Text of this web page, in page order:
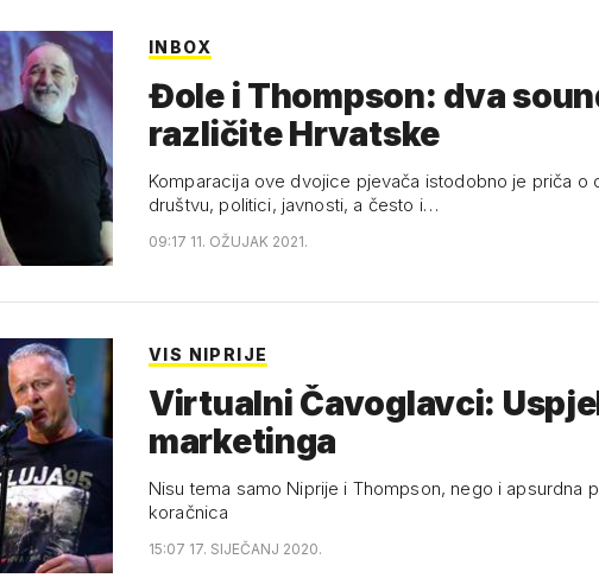
INBOX
Đole i Thompson: dva
različite Hrvatske
Komparacija ove dvojice pjevača istodobno je priča o
društvu, politici, javnosti, a često i…
09:17 11. OŽUJAK 2021.
VIS NIPRIJE
Virtualni Čavoglavci:
marketinga
Nisu tema samo Niprije i Thompson, nego i apsurdna
koračnica
15:07 17. SIJEČANJ 2020.